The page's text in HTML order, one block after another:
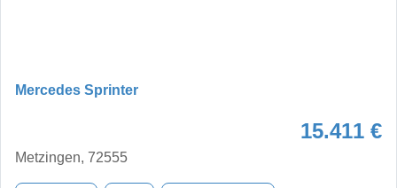
Mercedes Sprinter
15.411 €
Metzingen, 72555